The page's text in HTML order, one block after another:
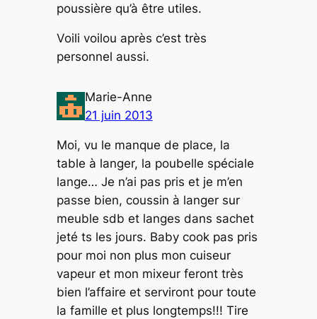
poussière qu’à être utiles.
Voili voilou après c’est très
personnel aussi.
Marie-Anne
21 juin 2013
Moi, vu le manque de place, la
table à langer, la poubelle spéciale
lange… Je n’ai pas pris et je m’en
passe bien, coussin à langer sur
meuble sdb et langes dans sachet
jeté ts les jours. Baby cook pas pris
pour moi non plus mon cuiseur
vapeur et mon mixeur feront très
bien l’affaire et serviront pour toute
la famille et plus longtemps!!! Tire